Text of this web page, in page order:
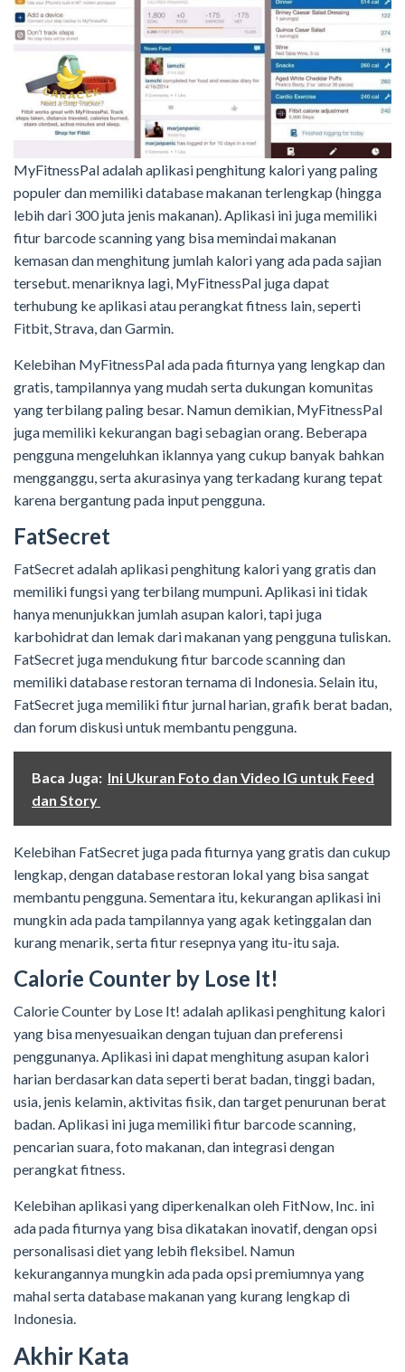
MyFitnessPal adalah aplikasi penghitung kalori yang paling
populer dan memiliki database makanan terlengkap (hingga
lebih dari 300 juta jenis makanan). Aplikasi ini juga memiliki
fitur barcode scanning yang bisa memindai makanan
kemasan dan menghitung jumlah kalori yang ada pada sajian
tersebut. menariknya lagi, MyFitnessPal juga dapat
terhubung ke aplikasi atau perangkat fitness lain, seperti
Fitbit, Strava, dan Garmin.
Kelebihan MyFitnessPal ada pada fiturnya yang lengkap dan
gratis, tampilannya yang mudah serta dukungan komunitas
yang terbilang paling besar. Namun demikian, MyFitnessPal
juga memiliki kekurangan bagi sebagian orang. Beberapa
pengguna mengeluhkan iklannya yang cukup banyak bahkan
mengganggu, serta akurasinya yang terkadang kurang tepat
karena bergantung pada input pengguna.
FatSecret
FatSecret adalah aplikasi penghitung kalori yang gratis dan
memiliki fungsi yang terbilang mumpuni. Aplikasi ini tidak
hanya menunjukkan jumlah asupan kalori, tapi juga
karbohidrat dan lemak dari makanan yang pengguna tuliskan.
FatSecret juga mendukung fitur barcode scanning dan
memiliki database restoran ternama di Indonesia. Selain itu,
FatSecret juga memiliki fitur jurnal harian, grafik berat badan,
dan forum diskusi untuk membantu pengguna.
Baca Juga: Ini Ukuran Foto dan Video IG untuk Feed
dan Story
Kelebihan FatSecret juga pada fiturnya yang gratis dan cukup
lengkap, dengan database restoran lokal yang bisa sangat
membantu pengguna. Sementara itu, kekurangan aplikasi ini
mungkin ada pada tampilannya yang agak ketinggalan dan
kurang menarik, serta fitur resepnya yang itu-itu saja.
Calorie Counter by Lose It!
Calorie Counter by Lose It! adalah aplikasi penghitung kalori
yang bisa menyesuaikan dengan tujuan dan preferensi
penggunanya. Aplikasi ini dapat menghitung asupan kalori
harian berdasarkan data seperti berat badan, tinggi badan,
usia, jenis kelamin, aktivitas fisik, dan target penurunan berat
badan. Aplikasi ini juga memiliki fitur barcode scanning,
pencarian suara, foto makanan, dan integrasi dengan
perangkat fitness.
Kelebihan aplikasi yang diperkenalkan oleh FitNow, Inc. ini
ada pada fiturnya yang bisa dikatakan inovatif, dengan opsi
personalisasi diet yang lebih fleksibel. Namun
kekurangannya mungkin ada pada opsi premiumnya yang
mahal serta database makanan yang kurang lengkap di
Indonesia.
Akhir Kata